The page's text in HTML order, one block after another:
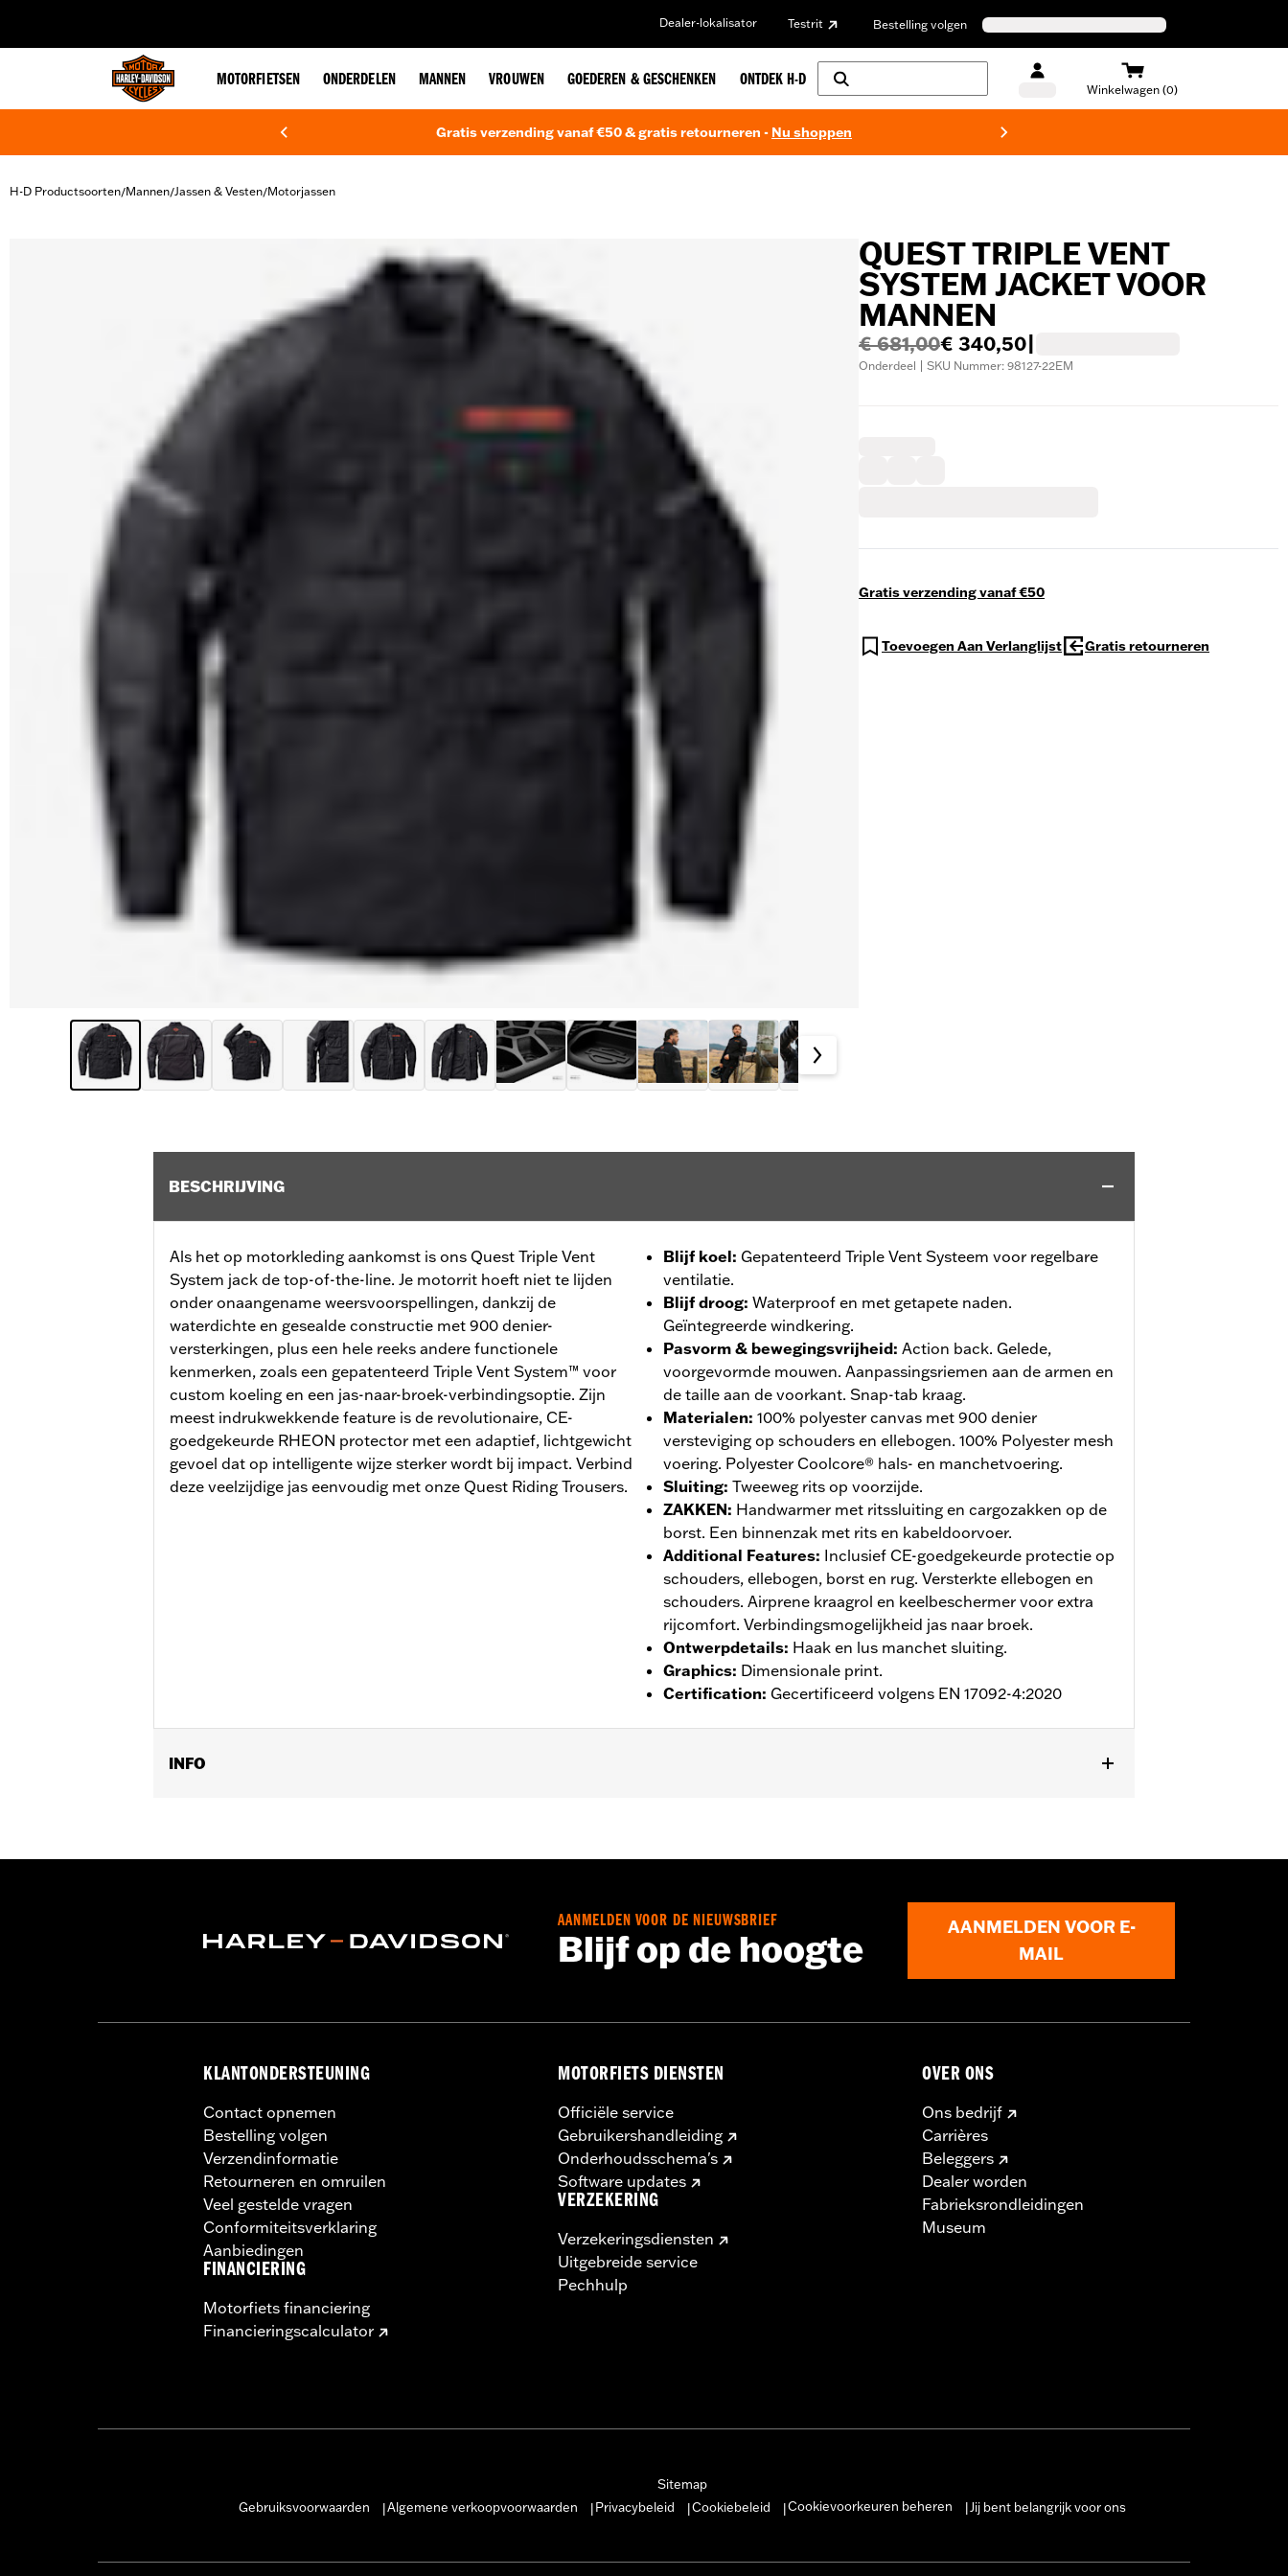
Dealer-lokalisator Testrit Bestelling volgen
MOTORFIETSEN ONDERDELEN MANNEN VROUWEN GOEDEREN & GESCHENKEN ONTDEK H-D
Winkelwagen (0)
Gratis verzending vanaf €50 & gratis retourneren - Nu shoppen
H-D Productsoorten/Mannen/Jassen & Vesten/Motorjassen
QUEST TRIPLE VENT
SYSTEM JACKET VOOR
MANNEN
€ 681,00€ 340,50
Onderdeel | SKU Nummer: 98127-22EM
Gratis verzending vanaf €50
Toevoegen Aan Verlanglijst Gratis retourneren
BESCHRIJVING
Als het op motorkleding aankomst is ons Quest Triple Vent
System jack de top-of-the-line. Je motorrit hoeft niet te lijden
onder onaangename weersvoorspellingen, dankzij de
waterdichte en gesealde constructie met 900 denier-
versterkingen, plus een hele reeks andere functionele
kenmerken, zoals een gepatenteerd Triple Vent System™ voor
custom koeling en een jas-naar-broek-verbindingsoptie. Zijn
meest indrukwekkende feature is de revolutionaire, CE-
goedgekeurde RHEON protector met een adaptief, lichtgewicht
gevoel dat op intelligente wijze sterker wordt bij impact. Verbind
deze veelzijdige jas eenvoudig met onze Quest Riding Trousers.
Blijf koel: Gepatenteerd Triple Vent Systeem voor regelbare
ventilatie.
Blijf droog: Waterproof en met getapete naden.
Geïntegreerde windkering.
Pasvorm & bewegingsvrijheid: Action back. Gelede,
voorgevormde mouwen. Aanpassingsriemen aan de armen en
de taille aan de voorkant. Snap-tab kraag.
Materialen: 100% polyester canvas met 900 denier
versteviging op schouders en ellebogen. 100% Polyester mesh
voering. Polyester Coolcore® hals- en manchetvoering.
Sluiting: Tweeweg rits op voorzijde.
ZAKKEN: Handwarmer met ritssluiting en cargozakken op de
borst. Een binnenzak met rits en kabeldoorvoer.
Additional Features: Inclusief CE-goedgekeurde protectie op
schouders, ellebogen, borst en rug. Versterkte ellebogen en
schouders. Airprene kraagrol en keelbeschermer voor extra
rijcomfort. Verbindingsmogelijkheid jas naar broek.
Ontwerpdetails: Haak en lus manchet sluiting.
Graphics: Dimensionale print.
Certification: Gecertificeerd volgens EN 17092-4:2020
INFO
Verstelbare taille,Tweeweg rits op voorzijde,Ritszakken,Binnenrits,Reflecterend,Lichaamsprotectoren inbegrepen
AANMELDEN VOOR DE NIEUWSBRIEF
Blijf op de hoogte
AANMELDEN VOOR E-
MAIL
KLANTONDERSTEUNING
Contact opnemen
Bestelling volgen
Verzendinformatie
Retourneren en omruilen
Veel gestelde vragen
Conformiteitsverklaring
Aanbiedingen
FINANCIERING
Motorfiets financiering
Financieringscalculator
MOTORFIETS DIENSTEN
Officiële service
Gebruikershandleiding
Onderhoudsschema's
Software updates
VERZEKERING
Verzekeringsdiensten
Uitgebreide service
Pechhulp
OVER ONS
Ons bedrijf
Carrières
Beleggers
Dealer worden
Fabrieksrondleidingen
Museum
Sitemap
Gebruiksvoorwaarden
Algemene verkoopvoorwaarden Privacybeleid Cookiebeleid Cookievoorkeuren beheren |Jij bent belangrijk voor ons